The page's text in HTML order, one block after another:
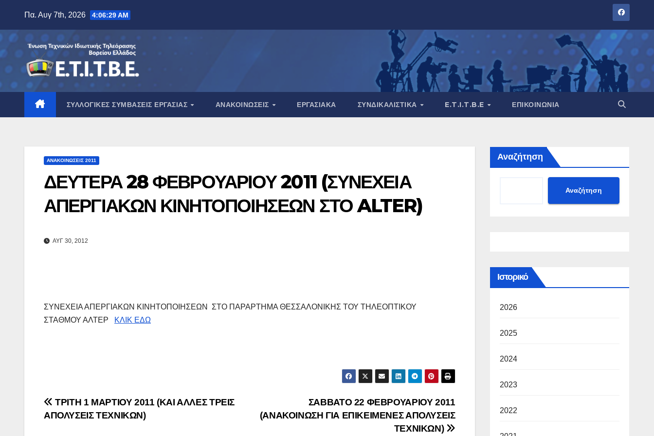
περιεχόμενο
Πα. Αυγ 7th, 2026 4:06:29 AM
ΣΥΛΛΟΓΙΚΈΣ ΣΥΜΒΆΣΕΙΣ ΕΡΓΑΣΊΑΣ ΑΝΑΚΟΙΝΏΣΕΙΣ ΕΡΓΑΣΙΑΚΆ ΣΥΝΔΙΚΑΛΙΣΤΙΚΆ E.T.I.T.B.E ΕΠΙΚΟΙΝΩΝΊΑ
ΑΝΑΚΟΙΝΏΣΕΙΣ 2011
ΔΕΥΤΕΡΑ 28 ΦΕΒΡΟΥΑΡΙΟΥ 2011 (ΣΥΝΕΧΕΙΑ
ΑΠΕΡΓΙΑΚΩΝ ΚΙΝΗΤΟΠΟΙΗΣΕΩΝ ΣΤΟ ALTER)
ΑΥΓ 30, 2012
ΣΥΝΕΧΕΙΑ ΑΠΕΡΓΙΑΚΩΝ ΚΙΝΗΤΟΠΟΙΗΣΕΩΝ ΣΤΟ ΠΑΡΑΡΤΗΜΑ ΘΕΣΣΑΛΟΝΙΚΗΣ ΤΟΥ ΤΗΛΕΟΠΤΙΚΟΥ
ΣΤΑΘΜΟΥ ΑΛΤΕΡ
ΚΛΙΚ ΕΔΩ
Πλοήγηση
ΣΑΒΒΑΤΟ 22 ΦΕΒΡΟΥΑΡΙΟΥ 2011
(ΑΝΑΚΟΙΝΩΣΗ ΓΙΑ ΕΠΙΚΕΙΜΕΝΕΣ ΑΠΟΛΥΣΕΙΣ
ΤΕΧΝΙΚΩΝ)
ΤΡΙΤΗ 1 ΜΑΡΤΙΟΥ 2011 (ΚΑΙ ΑΛΛΕΣ ΤΡΕΙΣ
ΑΠΟΛΥΣΕΙΣ ΤΕΧΝΙΚΩΝ)
Αναζήτηση
Αναζήτηση
Ιστορικό
2026
2025
2024
2023
2022